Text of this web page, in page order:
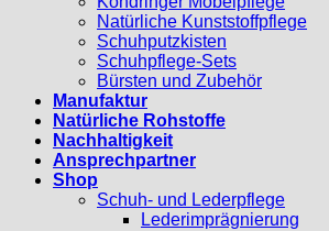
Natürliche Kunststoffpflege
Schuhputzkisten
Schuhpflege-Sets
Bürsten und Zubehör
Manufaktur
Natürliche Rohstoffe
Nachhaltigkeit
Ansprechpartner
Shop
Schuh- und Lederpflege
Lederimprägnierung